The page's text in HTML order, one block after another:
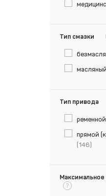
Тип смазки
масляный
Тип привода
ременной
прямой
(146)
Максимальное
?